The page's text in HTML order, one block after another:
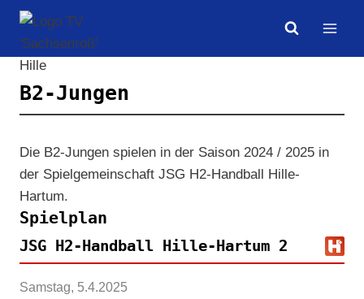
Zum
springen
B2-Jungen
Die B2-Jungen spielen in der Saison 2024 / 2025 in
der Spielgemeinschaft JSG H2-Handball Hille-
Hartum.
Spielplan
JSG H2-Handball Hille-Hartum 2
Samstag, 5.4.2025